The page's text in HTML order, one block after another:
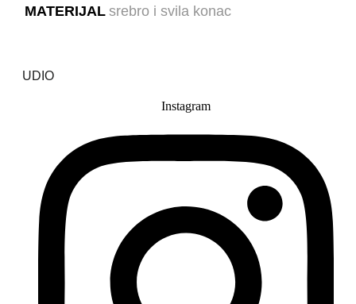
MATERIJAL srebro i svila konac
UDIO
Instagram